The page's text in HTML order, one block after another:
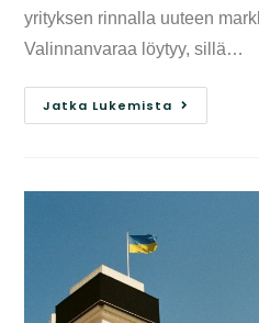
yrityksen rinnalla uuteen
Valinnanvaraa löytyy, sillä…
Jatka Lukemista